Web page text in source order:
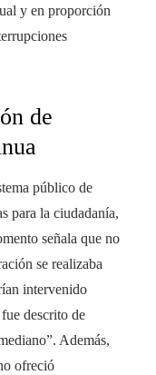
y en proporción
de
público de
para la ciudadanía,
señala que no
se realizaba
intervenido
descrito de
Además,
ofreció